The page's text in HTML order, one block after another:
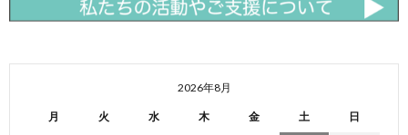
2026年8月
月 火 水 木 金 土 日